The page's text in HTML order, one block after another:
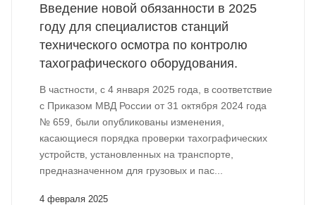
4 февраля 2025
Введение новой обязанности в 2025
году для специалистов станций
технического осмотра по контролю
тахографического оборудования.
В частности, с 4 января 2025 года, в соответствие
с Приказом МВД России от 31 октября 2024 года
№ 659, были опубликованы изменения,
касающиеся порядка проверки тахографических
устройств, установленных на транспорте,
предназначенном для грузовых и пас...